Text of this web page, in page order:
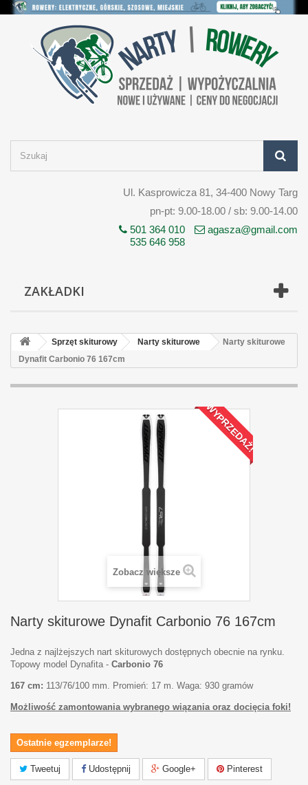
Ul. Kasprowicza 81, 34-400 Nowy Targ
pn-pt: 9.00-18.00 / sb: 9.00-14.00
501 364 010
535 646 958
agasza@gmail.com
ZAKŁADKI
Sprzęt skiturowy Narty skiturowe
Narty skiturowe
Dynafit Carbonio 76 167cm
WYPRZEDAŻ!
Zobacz większe
Narty skiturowe Dynafit Carbonio 76 167cm
Jedna z najlżejszych nart skiturowych dostępnych obecnie na rynku.
Topowy model Dynafita - Carbonio 76
167 cm: 113/76/100 mm. Promień: 17 m. Waga: 930 gramów
Możliwość zamontowania wybranego wiązania oraz docięcia foki!
Ostatnie egzemplarze!
Tweetuj Udostępnij Google+ Pinterest